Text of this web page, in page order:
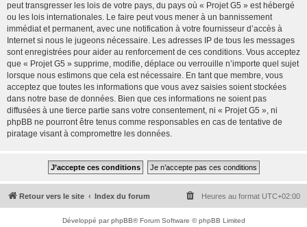
peut transgresser les lois de votre pays, du pays où « Projet G5 » est hébergé
ou les lois internationales. Le faire peut vous mener à un bannissement
immédiat et permanent, avec une notification à votre fournisseur d’accès à
Internet si nous le jugeons nécessaire. Les adresses IP de tous les messages
sont enregistrées pour aider au renforcement de ces conditions. Vous acceptez
que « Projet G5 » supprime, modifie, déplace ou verrouille n’importe quel sujet
lorsque nous estimons que cela est nécessaire. En tant que membre, vous
acceptez que toutes les informations que vous avez saisies soient stockées
dans notre base de données. Bien que ces informations ne soient pas
diffusées à une tierce partie sans votre consentement, ni « Projet G5 », ni
phpBB ne pourront être tenus comme responsables en cas de tentative de
piratage visant à compromettre les données.
Retour vers le site Index du forum Heures au format UTC+02:00
Développé parphpBB® Forum Software © phpBB Limited